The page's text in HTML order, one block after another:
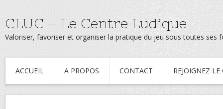
CLUC – Le Centre Ludique
Valoriser, favoriser et organiser la pratique du jeu sous toutes
ACCUEIL A PROPOS CONTACT REJOIGNEZ